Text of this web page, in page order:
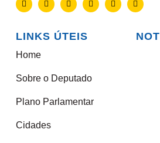
LINKS ÚTEIS
Home
Sobre o Deputado
Plano Parlamentar
Cidades